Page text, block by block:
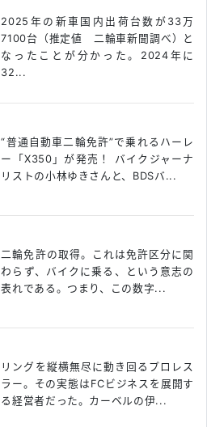
2025年の新車国内出荷台数が33万
7100台（推定値 二輪車新聞調べ）と
なったことが分かった。2024年に
32...
“普通自動車二輪免許”で乗れるハーレ
ー「X350」が発売！ バイクジャーナ
リストの小林ゆきさんと、BDSバ...
二輪免許の取得。これは免許区分に関
わらず、バイクに乗る、という意志の
表れである。つまり、この数字...
リングを縦横無尽に動き回るプロレス
ラー。その実態はFCビジネスを展開す
る経営者だった。カーベルの伊...